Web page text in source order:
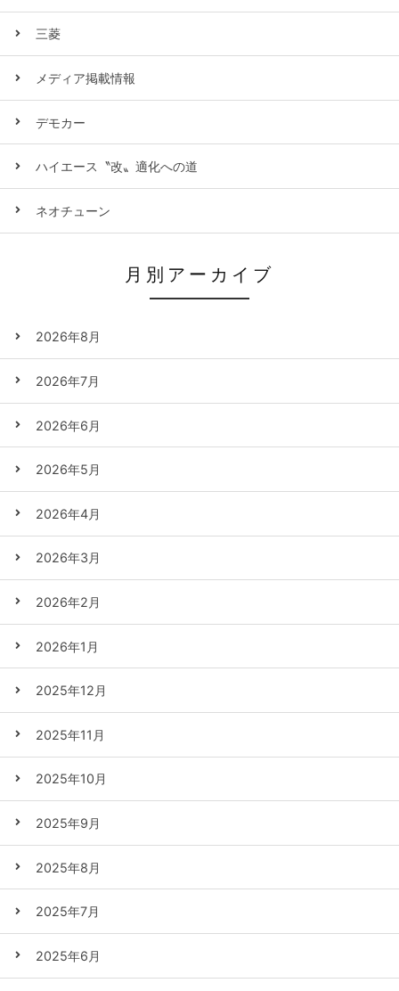
三菱
メディア掲載情報
デモカー
ハイエース〝改〟適化への道
ネオチューン
月別アーカイブ
2026年8月
2026年7月
2026年6月
2026年5月
2026年4月
2026年3月
2026年2月
2026年1月
2025年12月
2025年11月
2025年10月
2025年9月
2025年8月
2025年7月
2025年6月